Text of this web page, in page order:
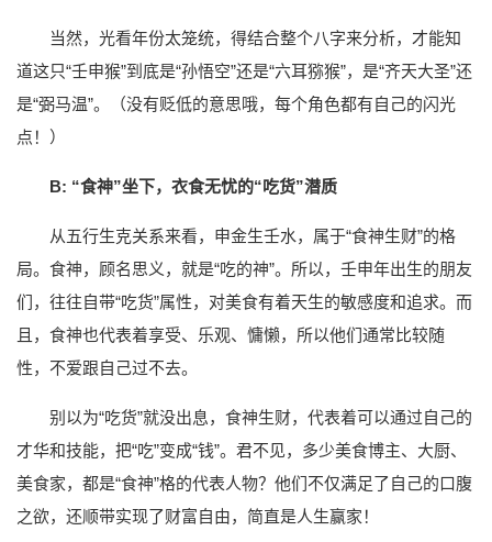
当然，光看年份太笼统，得结合整个八字来分析，才能知
道这只“壬申猴”到底是“孙悟空”还是“六耳猕猴”，是“齐天大圣”还
是“弼马温”。（没有贬低的意思哦，每个角色都有自己的闪光
点！）
B: “食神”坐下，衣食无忧的“吃货”潜质
从五行生克关系来看，申金生壬水，属于“食神生财”的格
局。食神，顾名思义，就是“吃的神”。所以，壬申年出生的朋友
们，往往自带“吃货”属性，对美食有着天生的敏感度和追求。而
且，食神也代表着享受、乐观、慵懒，所以他们通常比较随
性，不爱跟自己过不去。
别以为“吃货”就没出息，食神生财，代表着可以通过自己的
才华和技能，把“吃”变成“钱”。君不见，多少美食博主、大厨、
美食家，都是“食神”格的代表人物？他们不仅满足了自己的口腹
之欲，还顺带实现了财富自由，简直是人生赢家！